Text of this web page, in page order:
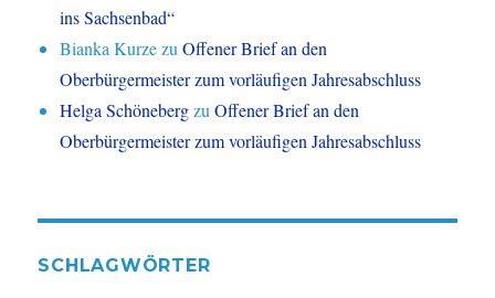
ins Sachsenbad“
Bianka KurzezuOffener Brief an den
Oberbürgermeister zum vorläufigen Jahresabschluss
Helga SchönebergzuOffener Brief an den
Oberbürgermeister zum vorläufigen Jahresabschluss
SCHLAGWÖRTER